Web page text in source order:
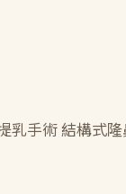
乳手術 結構式